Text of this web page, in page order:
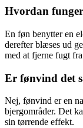
Hvordan
En føn benytter en
derefter blæses ud
med at fjerne fugt
Er fønvind det
Nej, fønvind er en
bjergområder. Det
sin tørrende effekt.